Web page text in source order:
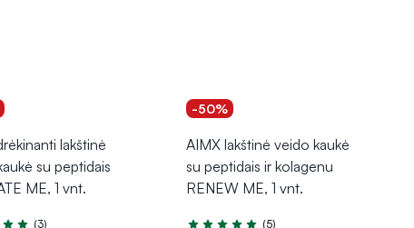
lakštinė
su peptidais
ME, 1 vnt.
(3)
-50%
AIMX lakštinė veido kaukė
su peptidais ir kolagenu
RENEW ME, 1 vnt.
(5)